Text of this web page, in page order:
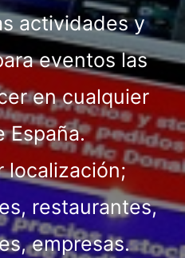
actividades y
eventos las
en cualquier
España.
localización;
restaurantes,
empresas.